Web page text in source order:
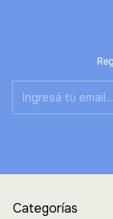
Categorías